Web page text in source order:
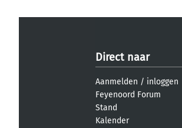
Direct naar
Aanmelden / inloggen
Feyenoord Forum
Stand
Kalender